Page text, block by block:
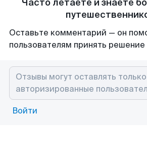
Часто летаете и знаете
Оставьте комментарий — он
пользователям принять решение
Войти